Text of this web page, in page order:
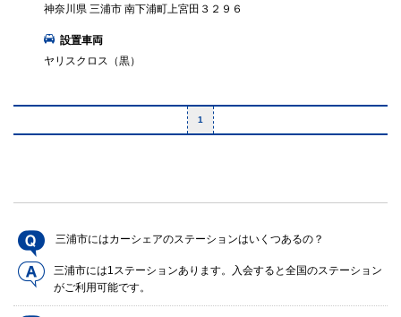
神奈川県 三浦市 南下浦町上宮田３２９６
設置車両
ヤリスクロス（黒）
1
三浦市にはカーシェアのステーションはいくつあるの？
三浦市には1ステーションあります。入会すると全国のステーション
がご利用可能です。